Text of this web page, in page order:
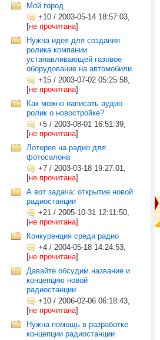
Мой город
+10 / 2003-05-14 18:57:03,
[не прочитана]
Нужна идея для создания
ролика компании
устанавливающей газовое
оборудование на автомобили
+15 / 2003-07-02 05:25:58,
[не прочитана]
Как можно написать аудио
ролик о новостройке?
+5 / 2003-08-01 16:51:39,
[не прочитана]
Лотерея на радио для
фотосалона
+7 / 2003-03-18 19:27:01,
[не прочитана]
А вот задача: открытие новой
радиостанции
+21 / 2005-10-31 12:11:50,
[не прочитана]
Конкуренция среди радио
+4 / 2004-05-18 14:24:53,
[не прочитана]
Давайте обсудим название и
концепцию новой
радиостанции
+10 / 2006-02-06 06:18:43,
[не прочитана]
Нужна помощь в разработке
концепции радиостанции